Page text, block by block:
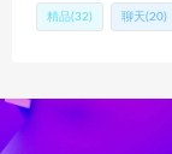
精品(32) 聊天(20)